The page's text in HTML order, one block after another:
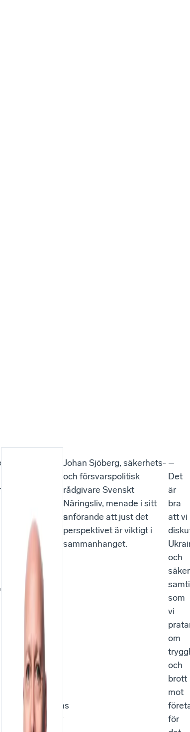
planerades
var
det
från
början
tänkt
att
prata
om
brott
och
otrygghet.
Företagens
kostnader
Johan Sjöberg, säkerhets-
och försvarspolitisk
rådgivare Svenskt
Näringsliv, menade i sitt
anförande att just det
perspektivet är viktigt i
sammanhanget.
–
Det
är
bra
att vi
och
som
vi
om
och
brott
mot
för